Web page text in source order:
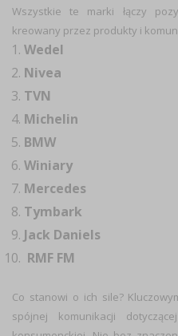
Wszystkie te marki łączy
kreowany przez produkty i
Wedel
Nivea
TVN
Michelin
BMW
Winiary
Mercedes
Tymbark
Jack Daniels
RMF FM
Co stanowi o ich sile?
spójnej komunikacji